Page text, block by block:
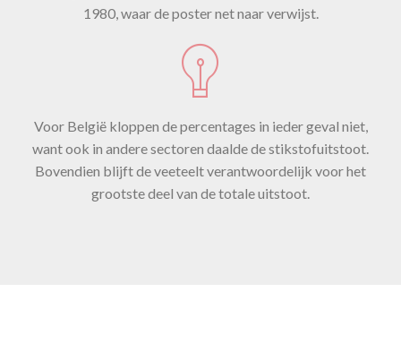
1980, waar de poster net naar verwijst.
Voor België kloppen de percentages in ieder geval niet,
want ook in andere sectoren daalde de stikstofuitstoot.
Bovendien blijft de veeteelt verantwoordelijk voor het
grootste deel van de totale uitstoot.